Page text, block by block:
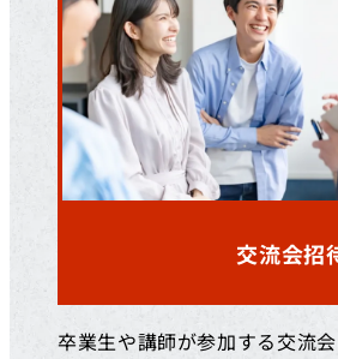
交流会招
卒業生や講師が参加する交流